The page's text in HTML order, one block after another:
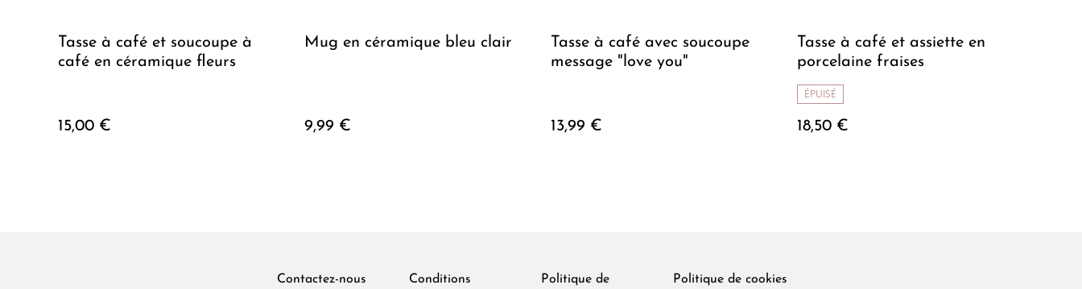
Tasse à café et soucoupe à
café en céramique fleurs
15,00 €
Mug en céramique bleu clair
9,99 €
Tasse à café avec soucoupe
message "love you"
13,99 €
Tasse à café et assiette en
porcelaine fraises
ÉPUISÉ
18,50 €
Contactez-nous Conditions Politique de Politique de cookies